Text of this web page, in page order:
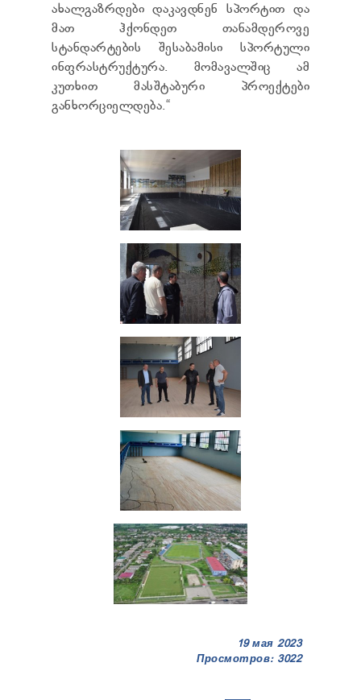
ახალგაზრდები დაკავდნენ სპორტით და
მათ ჰქონდეთ თანამდეროვე
სტანდარტების შესაბამისი სპორტული
ინფრასტრუქტურა. მომავალშიც ამ
კუთხით მასშტაბური პროექტები
განხორციელდება.“
19 мая 2023
Просмотров: 3022